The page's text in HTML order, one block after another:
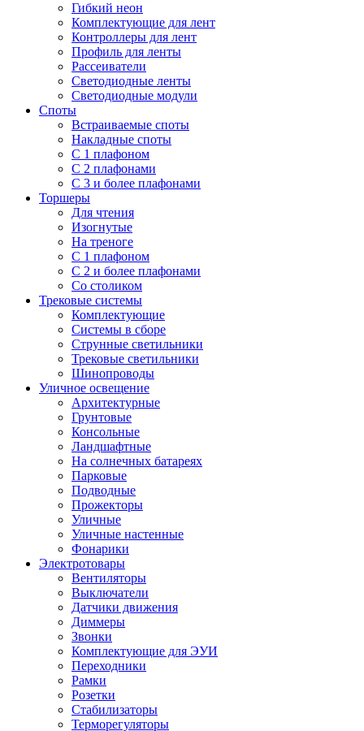
Гибкий неон
Комплектующие для лент
Контроллеры для лент
Профиль для ленты
Рассеиватели
Светодиодные ленты
Светодиодные модули
Споты
Встраиваемые споты
Накладные споты
С 1 плафоном
С 2 плафонами
С 3 и более плафонами
Торшеры
Для чтения
Изогнутые
На треноге
С 1 плафоном
С 2 и более плафонами
Со столиком
Трековые системы
Комплектующие
Системы в сборе
Струнные светильники
Трековые светильники
Шинопроводы
Уличное освещение
Архитектурные
Грунтовые
Консольные
Ландшафтные
На солнечных батареях
Парковые
Подводные
Прожекторы
Уличные
Уличные настенные
Фонарики
Электротовары
Вентиляторы
Выключатели
Датчики движения
Диммеры
Звонки
Комплектующие для ЭУИ
Переходники
Рамки
Розетки
Стабилизаторы
Терморегуляторы